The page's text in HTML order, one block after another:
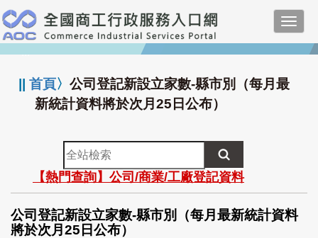
跳
到
主
要
:::
||首頁〉公司登記新設立家數-縣市別（每月最
新統計資料將於次月25日公布）
全
站
檢
索
【熱門查詢】公司/商業/工廠登記資料
公司登記新設立家數-縣市別（每月最新統計資料
將於次月25日公布）